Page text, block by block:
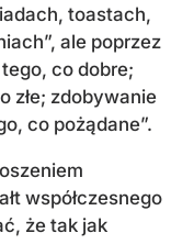
toastach,
ale poprzez
co dobre;
złe; zdobywanie
co pożądane”.
współczesnego
że tak jak